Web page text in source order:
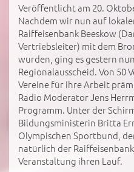
Veröffentlicht am 20.
Nachdem wir nun auf
Raiffeisenbank Beeskow
Vertriebsleiter) mit dem
wurden, ging es gestern
Regionalausscheid. Von 50
Vereine für ihre Arbeit
Radio Moderator Jens
Programm. Unter der
Bildungsministerin Britta
Olympischen Sportbund,
natürlich der
Veranstaltung ihren Lauf.